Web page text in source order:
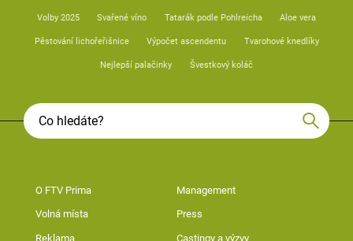
Volby 2025 Svařené víno Tatarák podle Pohlreicha Aloe vera
Pěstování lichořeřišnice Výpočet ascendentu Tvarohové knedlíky
Nejlepší palačinky Švestkový koláč
O FTV Prima Management
Volná místa Press
Reklama Castingy a výzvy